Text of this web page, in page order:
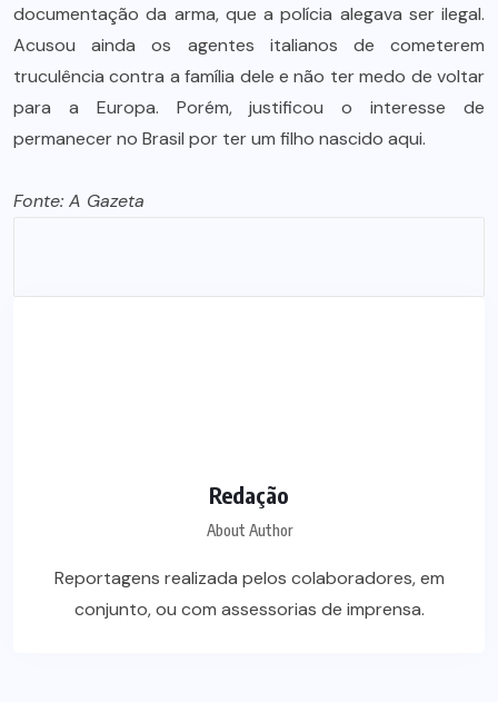
documentação da arma, que a polícia alegava ser ilegal.
Acusou ainda os agentes italianos de cometerem
truculência contra a família dele e não ter medo de voltar
para a Europa. Porém, justificou o interesse de
permanecer no Brasil por ter um filho nascido aqui.
Fonte: A Gazeta
Redação
About Author
Reportagens realizada pelos colaboradores, em
conjunto, ou com assessorias de imprensa.